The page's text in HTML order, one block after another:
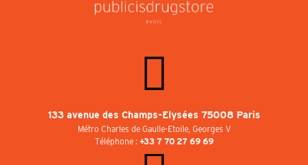
133 avenue des Champs-Elysées 75008 Paris
Métro Charles de Gaulle-Etoile, Georges V
Téléphone : +33 7 70 27 69 69